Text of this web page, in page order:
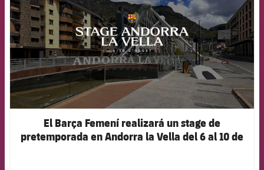
El Barça Femení realizará un stage de
pretemporada en Andorra la Vella del 6 al 10 de